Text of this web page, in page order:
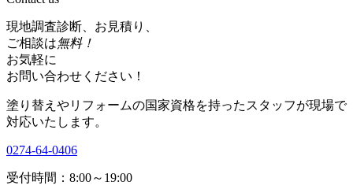
現地調査診断、お見積り、
ご相談は無料！
お気軽に
お問い合わせください！
塗り替えやリフォームの国家資格を持ったスタッフが現場で
対応いたします。
0274-64-0406
受付時間：8:00～19:00